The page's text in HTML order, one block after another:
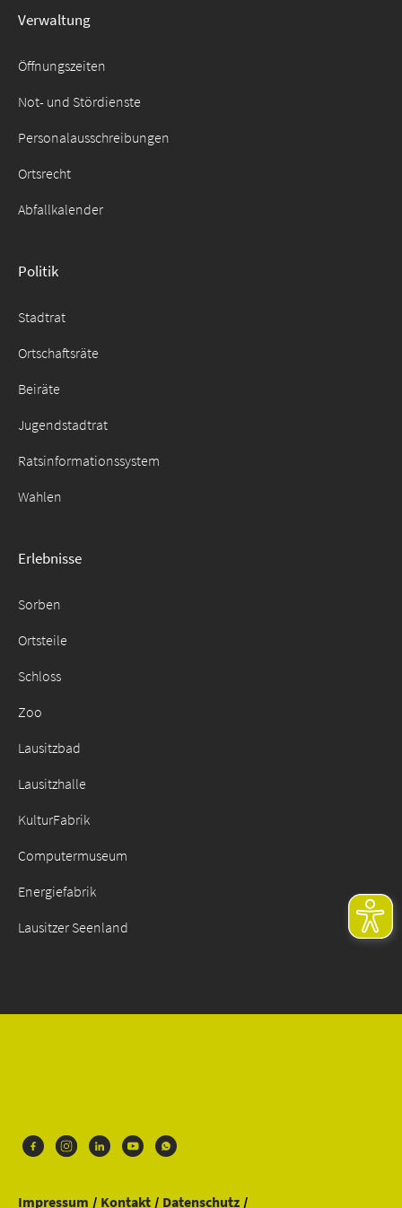
für:
Verwaltung
Öffnungszeiten
Not- und Stördienste
Personalausschreibungen
Ortsrecht
Abfallkalender
Politik
Stadtrat
Ortschaftsräte
Beiräte
Jugendstadtrat
Ratsinformationssystem
Wahlen
Erlebnisse
Sorben
Ortsteile
Schloss
Zoo
Lausitzbad
Lausitzhalle
KulturFabrik
Computermuseum
Energiefabrik
Lausitzer Seenland
Impressum Kontakt Datenschutz